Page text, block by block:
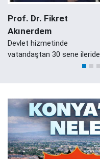
Prof. Dr. Fikret
Akınerdem
Devlet hizmetinde
vatandaştan 30 sene ileride